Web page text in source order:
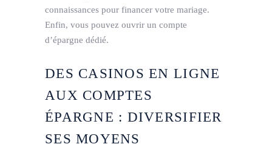
connaissances pour financer votre mariage.
Enfin, vous pouvez ouvrir un compte
d’épargne dédié.
DES CASINOS EN LIGNE
AUX COMPTES
ÉPARGNE : DIVERSIFIER
SES MOYENS